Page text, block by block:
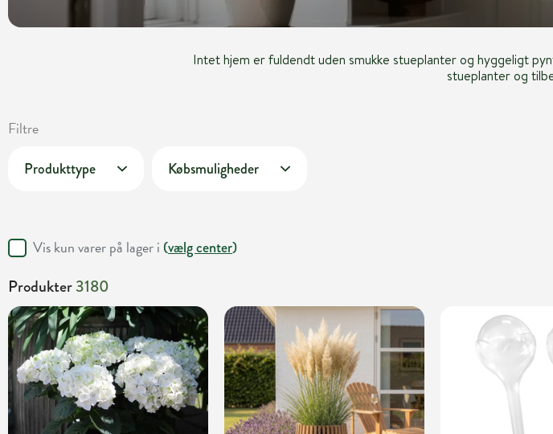
Intet hjem er fuldendt uden smukke stueplanter og hyggeligt
stueplanter og
Filtre
Produkttype Købsmuligheder
Vis kun varer på lager i (vælg center)
Produkter3180